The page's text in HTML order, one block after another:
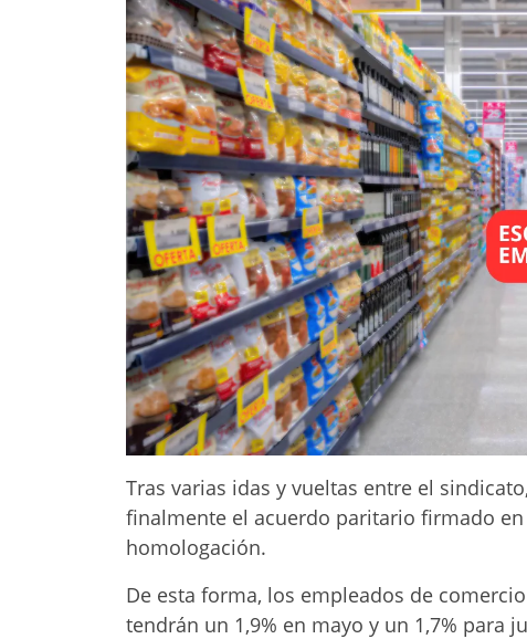
Tras varias idas y vueltas entre el
finalmente el acuerdo paritario firmado
homologación.
De esta forma, los empleados de
tendrán un 1,9% en mayo y un 1,7% para